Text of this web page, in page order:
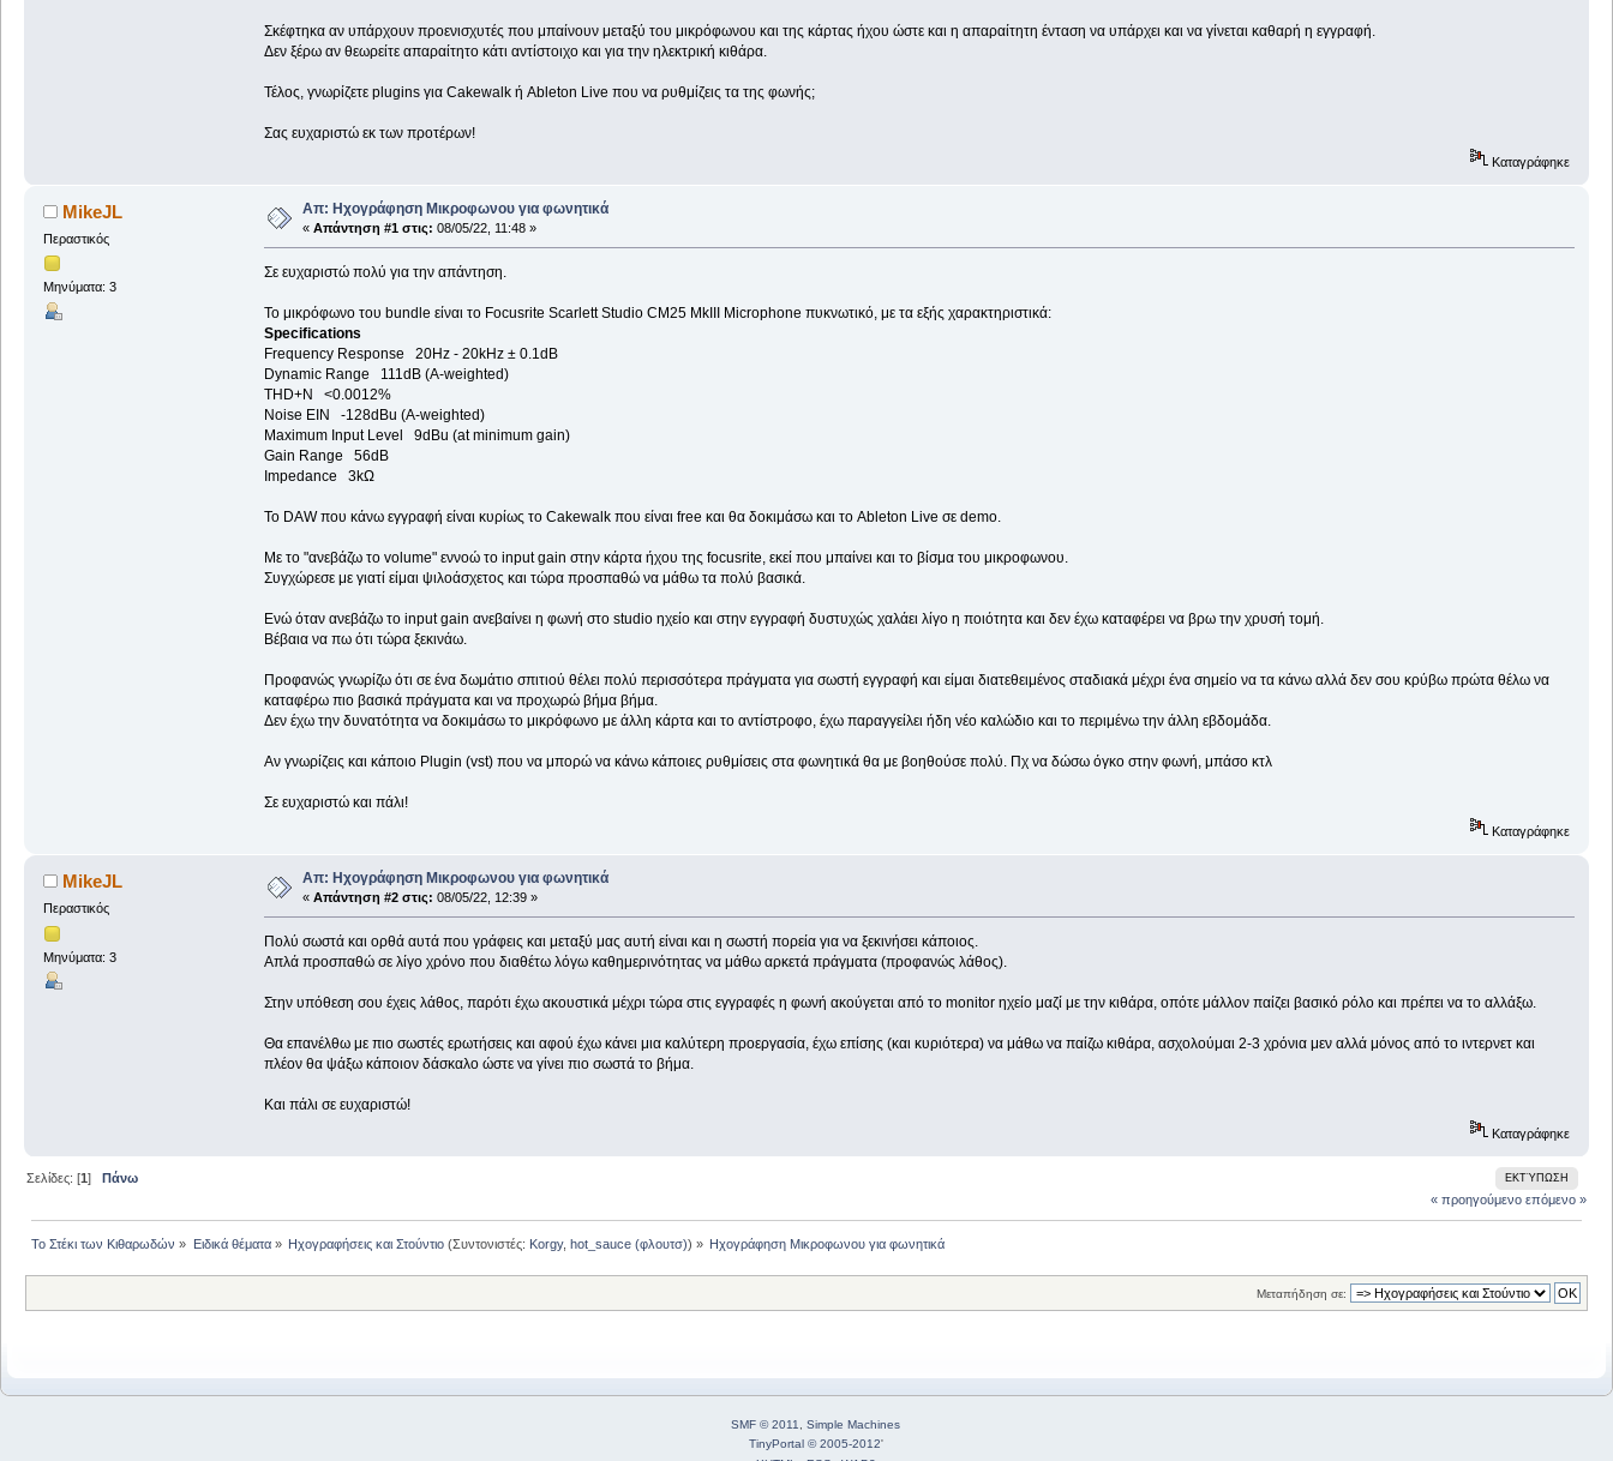
Σκέφτηκα αν υπάρχουν προενισχυτές που μπαίνουν μεταξύ του μικρόφωνου και της κάρτας ήχου ώστε και η απαραίτητη ένταση να υπάρχει και να γίνεται καθαρή η εγγραφή.
Δεν ξέρω αν θεωρείτε απαραίτητο κάτι αντίστοιχο και για την ηλεκτρική κιθάρα.
Τέλος, γνωρίζετε plugins για Cakewalk ή Ableton Live που να ρυθμίζεις τα της φωνής;
Σας ευχαριστώ εκ των προτέρων!
Καταγράφηκε
MikeJL
Περαστικός
Μηνύματα: 3
Απ: Ηχογράφηση Μικροφωνου για φωνητικά
« Απάντηση #1 στις: 08/05/22, 11:48 »
Σε ευχαριστώ πολύ για την απάντηση.
Το μικρόφωνο του bundle είναι το Focusrite Scarlett Studio CM25 MkIII Microphone πυκνωτικό, με τα εξής χαρακτηριστικά:
Specifications
Frequency Response 20Hz - 20kHz ± 0.1dB
Dynamic Range 111dB (A-weighted)
THD+N <0.0012%
Noise EIN -128dBu (A-weighted)
Maximum Input Level 9dBu (at minimum gain)
Gain Range 56dB
Impedance 3kΩ
To DAW που κάνω εγγραφή είναι κυρίως το Cakewalk που είναι free και θα δοκιμάσω και το Ableton Live σε demo.
Με το "ανεβάζω το volume" εννοώ το input gain στην κάρτα ήχου της focusrite, εκεί που μπαίνει και το βίσμα του μικροφωνου.
Συγχώρεσε με γιατί είμαι ψιλοάσχετος και τώρα προσπαθώ να μάθω τα πολύ βασικά.
Ενώ όταν ανεβάζω το input gain ανεβαίνει η φωνή στο studio ηχείο και στην εγγραφή δυστυχώς χαλάει λίγο η ποιότητα και δεν έχω καταφέρει να βρω την χρυσή τομή.
Βέβαια να πω ότι τώρα ξεκινάω.
Προφανώς γνωρίζω ότι σε ένα δωμάτιο σπιτιού θέλει πολύ περισσότερα πράγματα για σωστή εγγραφή και είμαι διατεθειμένος σταδιακά μέχρι ένα σημείο να τα κάνω αλλά δεν σου κρύβω πρώτα θέλω να
καταφέρω πιο βασικά πράγματα και να προχωρώ βήμα βήμα.
Δεν έχω την δυνατότητα να δοκιμάσω το μικρόφωνο με άλλη κάρτα και το αντίστροφο, έχω παραγγείλει ήδη νέο καλώδιο και το περιμένω την άλλη εβδομάδα.
Αν γνωρίζεις και κάποιο Plugin (vst) που να μπορώ να κάνω κάποιες ρυθμίσεις στα φωνητικά θα με βοηθούσε πολύ. Πχ να δώσω όγκο στην φωνή, μπάσο κτλ
Σε ευχαριστώ και πάλι!
Καταγράφηκε
MikeJL
Περαστικός
Μηνύματα: 3
Απ: Ηχογράφηση Μικροφωνου για φωνητικά
« Απάντηση #2 στις: 08/05/22, 12:39 »
Πολύ σωστά και ορθά αυτά που γράφεις και μεταξύ μας αυτή είναι και η σωστή πορεία για να ξεκινήσει κάποιος.
Απλά προσπαθώ σε λίγο χρόνο που διαθέτω λόγω καθημερινότητας να μάθω αρκετά πράγματα (προφανώς λάθος).
Στην υπόθεση σου έχεις λάθος, παρότι έχω ακουστικά μέχρι τώρα στις εγγραφές η φωνή ακούγεται από το monitor ηχείο μαζί με την κιθάρα, οπότε μάλλον παίζει βασικό ρόλο και πρέπει να το αλλάξω.
Θα επανέλθω με πιο σωστές ερωτήσεις και αφού έχω κάνει μια καλύτερη προεργασία, έχω επίσης (και κυριότερα) να μάθω να παίζω κιθάρα, ασχολούμαι 2-3 χρόνια μεν αλλά μόνος από το ιντερνετ και
πλέον θα ψάξω κάποιον δάσκαλο ώστε να γίνει πιο σωστά το βήμα.
Και πάλι σε ευχαριστώ!
Καταγράφηκε
ΕΚΤΎΠΩΣΗ
Σελίδες: [1]
Πάνω
« προηγούμενο επόμενο »
Το Στέκι των Κιθαρωδών » Ειδικά θέματα» Ηχογραφήσεις και Στούντιο(Συντονιστές: Korgy, hot_sauce (φλουτσ)) » Ηχογράφηση Μικροφωνου για φωνητικά
Μεταπήδηση σε:
SMF © 2011, Simple Machines
TinyPortal © 2005-2012'